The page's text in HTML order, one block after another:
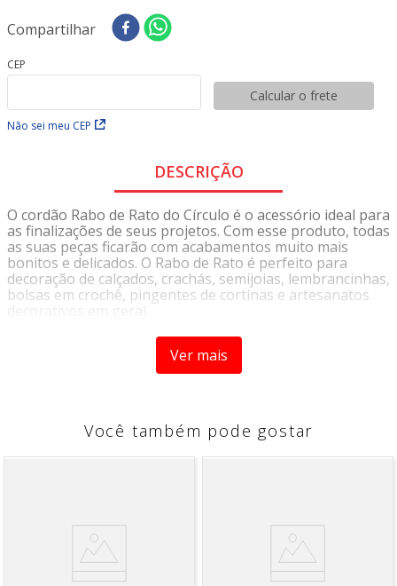
Compartilhar
CEP
Não sei meu CEP
Calcular o frete
DESCRIÇÃO
O cordão Rabo de Rato do Círculo é o acessório ideal para
as finalizações de seus projetos. Com esse produto, todas
as suas peças ficarão com acabamentos muito mais
bonitos e delicados. O Rabo de Rato é perfeito para
decoração de calçados, crachás, semijoias, lembrancinhas,
bolsas em crochê, pingentes de cortinas e artesanatos
decorativos em geral.
Composição: 100% poliéster
Ver mais
Você também pode gostar